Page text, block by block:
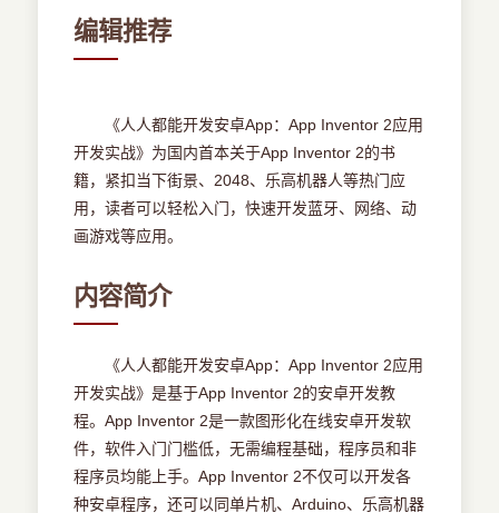
编辑推荐
《人人都能开发安卓App：App Inventor 2应用
开发实战》为国内首本关于App Inventor 2的书
籍，紧扣当下街景、2048、乐高机器人等热门应
用，读者可以轻松入门，快速开发蓝牙、网络、动
画游戏等应用。
内容简介
《人人都能开发安卓App：App Inventor 2应用
开发实战》是基于App Inventor 2的安卓开发教
程。App Inventor 2是一款图形化在线安卓开发软
件，软件入门门槛低，无需编程基础，程序员和非
程序员均能上手。App Inventor 2不仅可以开发各
种安卓程序，还可以同单片机、Arduino、乐高机器